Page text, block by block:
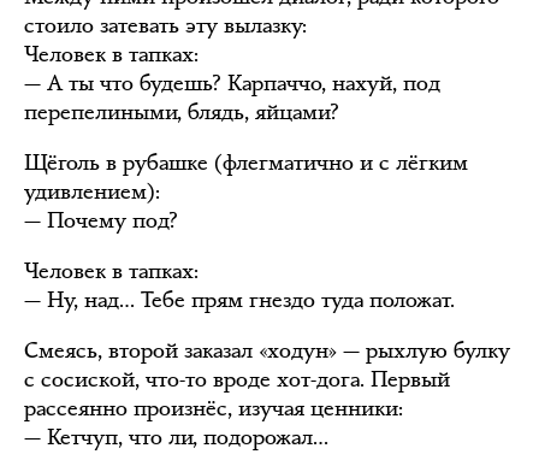
стоило затевать эту вылазку:
Человек в тапках:
— А ты что будешь? Карпаччо, нахуй, под
перепелиными, блядь, яйцами?
Щёголь в рубашке (флегматично и с лёгким
удивлением):
— Почему под?
Человек в тапках:
— Ну, над… Тебе прям гнездо туда положат.
Смеясь, второй заказал «ходун» — рыхлую булку
с сосиской, что-то вроде хот-дога. Первый
рассеянно произнёс, изучая ценники:
— Кетчуп, что ли, подорожал…